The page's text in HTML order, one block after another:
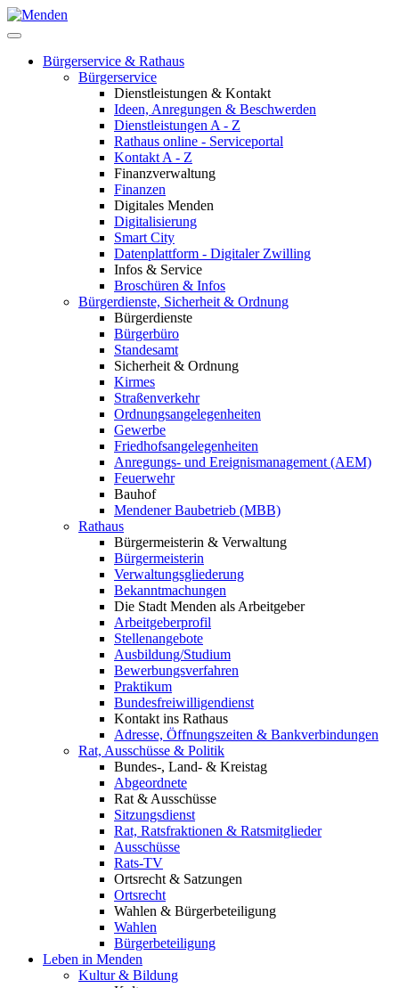
Bürgerservice & Rathaus
Bürgerservice
Dienstleistungen & Kontakt
Ideen, Anregungen & Beschwerden
Dienstleistungen A - Z
Rathaus online - Serviceportal
Kontakt A - Z
Finanzverwaltung
Finanzen
Digitales Menden
Digitalisierung
Smart City
Datenplattform - Digitaler Zwilling
Infos & Service
Broschüren & Infos
Bürgerdienste, Sicherheit & Ordnung
Bürgerdienste
Bürgerbüro
Standesamt
Sicherheit & Ordnung
Kirmes
Straßenverkehr
Ordnungsangelegenheiten
Gewerbe
Friedhofsangelegenheiten
Anregungs- und Ereignismanagement (AEM)
Feuerwehr
Bauhof
Mendener Baubetrieb (MBB)
Rathaus
Bürgermeisterin & Verwaltung
Bürgermeisterin
Verwaltungsgliederung
Bekanntmachungen
Die Stadt Menden als Arbeitgeber
Arbeitgeberprofil
Stellenangebote
Ausbildung/Studium
Bewerbungsverfahren
Praktikum
Bundesfreiwilligendienst
Kontakt ins Rathaus
Adresse, Öffnungszeiten & Bankverbindungen
Rat, Ausschüsse & Politik
Bundes-, Land- & Kreistag
Abgeordnete
Rat & Ausschüsse
Sitzungsdienst
Rat, Ratsfraktionen & Ratsmitglieder
Ausschüsse
Rats-TV
Ortsrecht & Satzungen
Ortsrecht
Wahlen & Bürgerbeteiligung
Wahlen
Bürgerbeteiligung
Leben in Menden
Kultur & Bildung